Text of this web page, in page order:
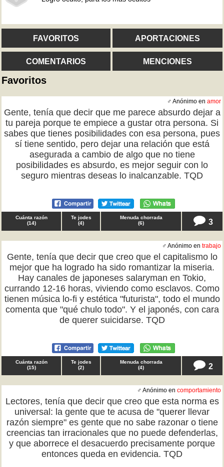
FAVORITOS APORTACIONES
COMENTARIOS MENCIONES
Favoritos
♂ Anónimo en amor
Gente, tenía que decir que me parece absurdo dejar a
tu pareja porque te empiece a gustar otra persona. Si
sabes que tienes posibilidades con esa persona, pues
sí tiene sentido, pero dejar una relación que está
asegurada a cambio de algo que no tiene
posibilidades es absurdo, es mejor seguir con lo
seguro mientras deseas lo inalcanzable. TQD
Cuánta razón
(14)
Te jodes
(4)
Menuda chorrada
(6) 3
♂ Anónimo en trabajo
Gente, tenía que decir que creo que el capitalismo lo
mejor que ha logrado ha sido romantizar la miseria.
Hay canales de japoneses salaryman en Tokio,
currando 12-16 horas, viviendo como esclavos. Como
tienen música lo-fi y estética "futurista", todo el mundo
comenta que "qué chulo todo". Y el japonés, con cara
de querer suicidarse. TQD
Cuánta razón
(15)
Te jodes
(2)
Menuda chorrada
(4) 2
♂ Anónimo en comportamiento
Lectores, tenía que decir que creo que esta norma es
universal: la gente que te acusa de "querer llevar
razón siempre" es gente que no sabe razonar o tiene
creencias tan irracionales que no puede defenderlas,
y que aborrece el desacuerdo precisamente porque
entonces queda en evidencia. TQD